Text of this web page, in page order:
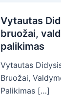
Vytautas
bruožai,
palikimas
Vytautas
Bruožai,
Palikimas […]